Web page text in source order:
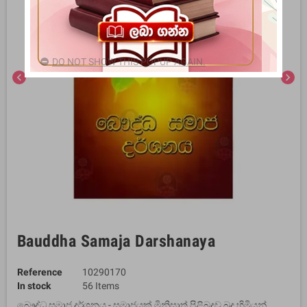
chevron_left chevron_right
Bauddha Samaja Darshanaya
Reference
10290170
In stock
56 Items
DO NOT SHOW THIS POPUP AGAIN.